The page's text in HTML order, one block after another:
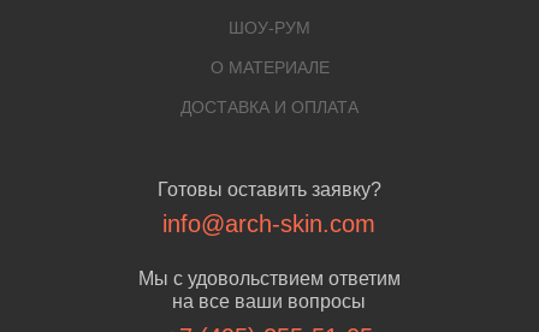
Готовы оставить заявку?
info@arch-skin.com
Мы с удовольствием ответим
на все ваши вопросы
ШОУ-РУМ
О МАТЕРИАЛЕ
ДОСТАВКА И ОПЛАТА